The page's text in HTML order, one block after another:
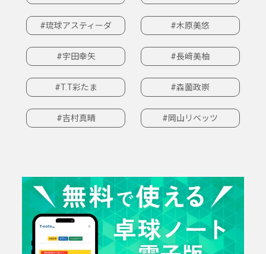
#琉球アスティーダ #木原美悠
#宇田幸矢 #長﨑美柚
#T.T彩たま #森薗政崇
#吉村真晴 #岡山リベッツ